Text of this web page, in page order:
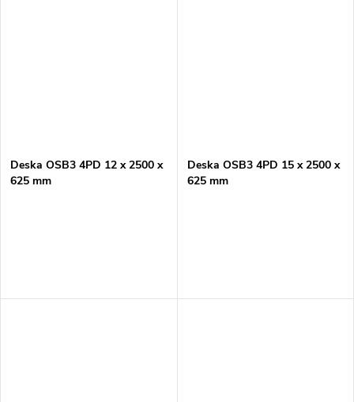
Deska OSB3 4PD 12 x 2500 x
625 mm
Deska OSB3 4PD 15 x 2500 x
625 mm